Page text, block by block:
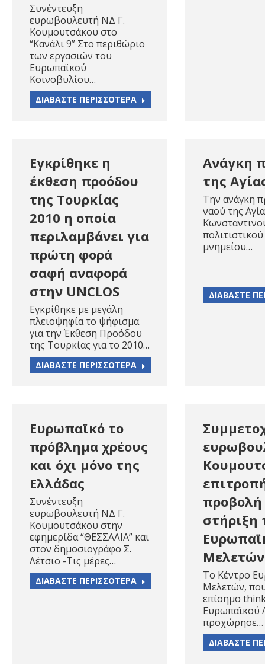
Συνέντευξη
ευρωβουλευτή ΝΔ Γ.
Κουμουτσάκου στο
“Κανάλι 9” Στο περιθώριο
των εργασιών του
Ευρωπαϊκού
Κοινοβυλίου…
ΔΙΑΒΑΣΤΕ ΠΕΡΙΣΣΟΤΕΡΑ
Εγκρίθηκε η
έκθεση προόδου
της Τουρκίας
2010 η οποία
περιλαμβάνει για
πρώτη φορά
σαφή αναφορά
στην UNCLOS
Εγκρίθηκε με μεγάλη
πλειοψηφία το ψήφισμα
για την Έκθεση Προόδου
της Τουρκίας για το 2010…
ΔΙΑΒΑΣΤΕ ΠΕΡΙΣΣΟΤΕΡΑ
Ανάγκη
της
Την ανάγκη
ναού της
μνημείου…
ΔΙΑΒΑΣΤΕ
Ευρωπαϊκό το
πρόβλημα χρέους
και όχι μόνο της
Ελλάδας
Συνέντευξη
ευρωβουλευτή ΝΔ Γ.
Κουμουτσάκου στην
εφημερίδα “ΘΕΣΣΑΛΙΑ” και
στον δημοσιογράφο Σ.
Λέτσιο -Τις μέρες…
ΔΙΑΒΑΣΤΕ ΠΕΡΙΣΣΟΤΕΡΑ
προβολή
στήριξη
Το Κέντρο
Μελετών,
επίσημο
Ευρωπαϊκού
προχώρησε…
ΔΙΑΒΑΣΤΕ